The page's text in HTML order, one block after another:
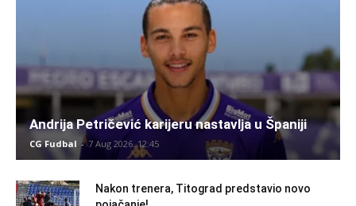
Andrija Petričević karijeru nastavlja u Španiji
CG Fudbal - 7 Aug 2026. 12:45
Nakon trenera, Titograd predstavio novo